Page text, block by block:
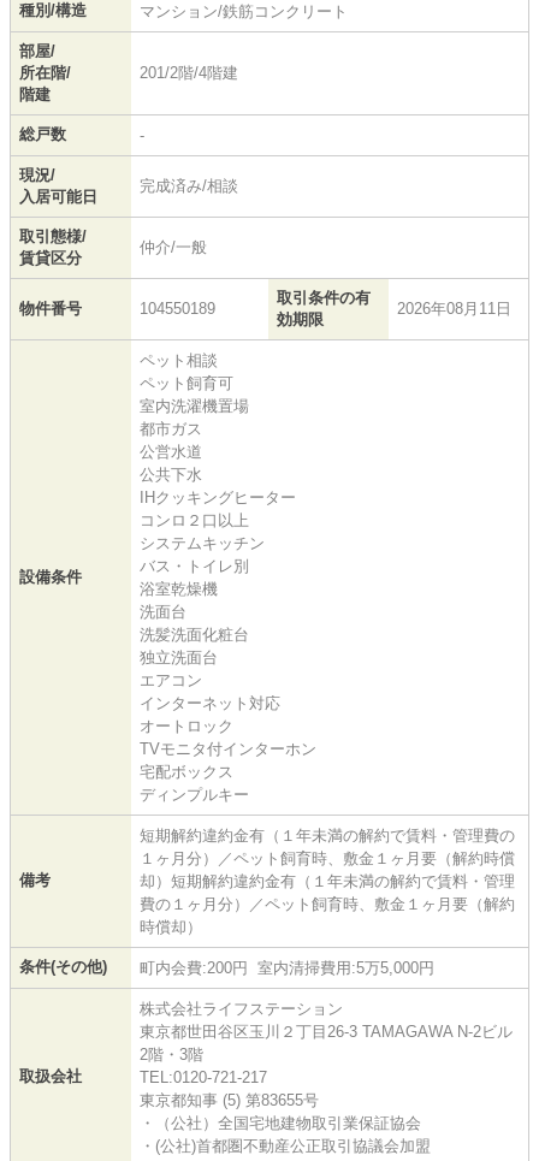
種別/構造 マンション/鉄筋コンクリート
部屋/
所在階/
階建
201/2階/4階建
総戸数 -
現況/
入居可能日
完成済み/相談
取引態様/
賃貸区分
仲介/一般
物件番号 104550189
取引条件の有
効期限
2026年08月11日
設備条件
ペット相談
ペット飼育可
室内洗濯機置場
都市ガス
公営水道
公共下水
IHクッキングヒーター
コンロ２口以上
システムキッチン
バス・トイレ別
浴室乾燥機
洗面台
洗髪洗面化粧台
独立洗面台
エアコン
インターネット対応
オートロック
TVモニタ付インターホン
宅配ボックス
ディンプルキー
備考
短期解約違約金有（１年未満の解約で賃料・管理費の
１ヶ月分）／ペット飼育時、敷金１ヶ月要（解約時償
却）短期解約違約金有（１年未満の解約で賃料・管理
費の１ヶ月分）／ペット飼育時、敷金１ヶ月要（解約
時償却）
条件(その他) 町内会費:200円 室内清掃費用:5万5,000円
取扱会社
株式会社ライフステーション
東京都世田谷区玉川２丁目26-3 TAMAGAWA N-2ビル
2階・3階
TEL:0120-721-217
東京都知事 (5) 第83655号
・（公社）全国宅地建物取引業保証協会
・(公社)首都圏不動産公正取引協議会加盟